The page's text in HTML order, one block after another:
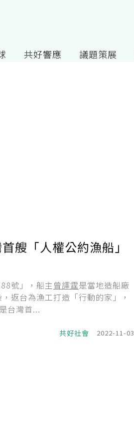
共好響應 議題策展
艘「人權公約漁船」
號」，船主 曾譯霆是當地造船廠
返台為漁工打造「行動的家」，
台灣首...
共好社會 2022-11-03